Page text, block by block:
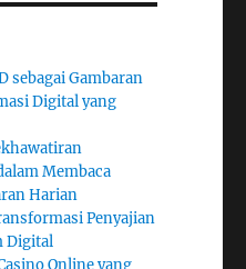
sebagai Gambaran
Digital yang
Membaca
Harian
Penyajian
Digital
Online yang